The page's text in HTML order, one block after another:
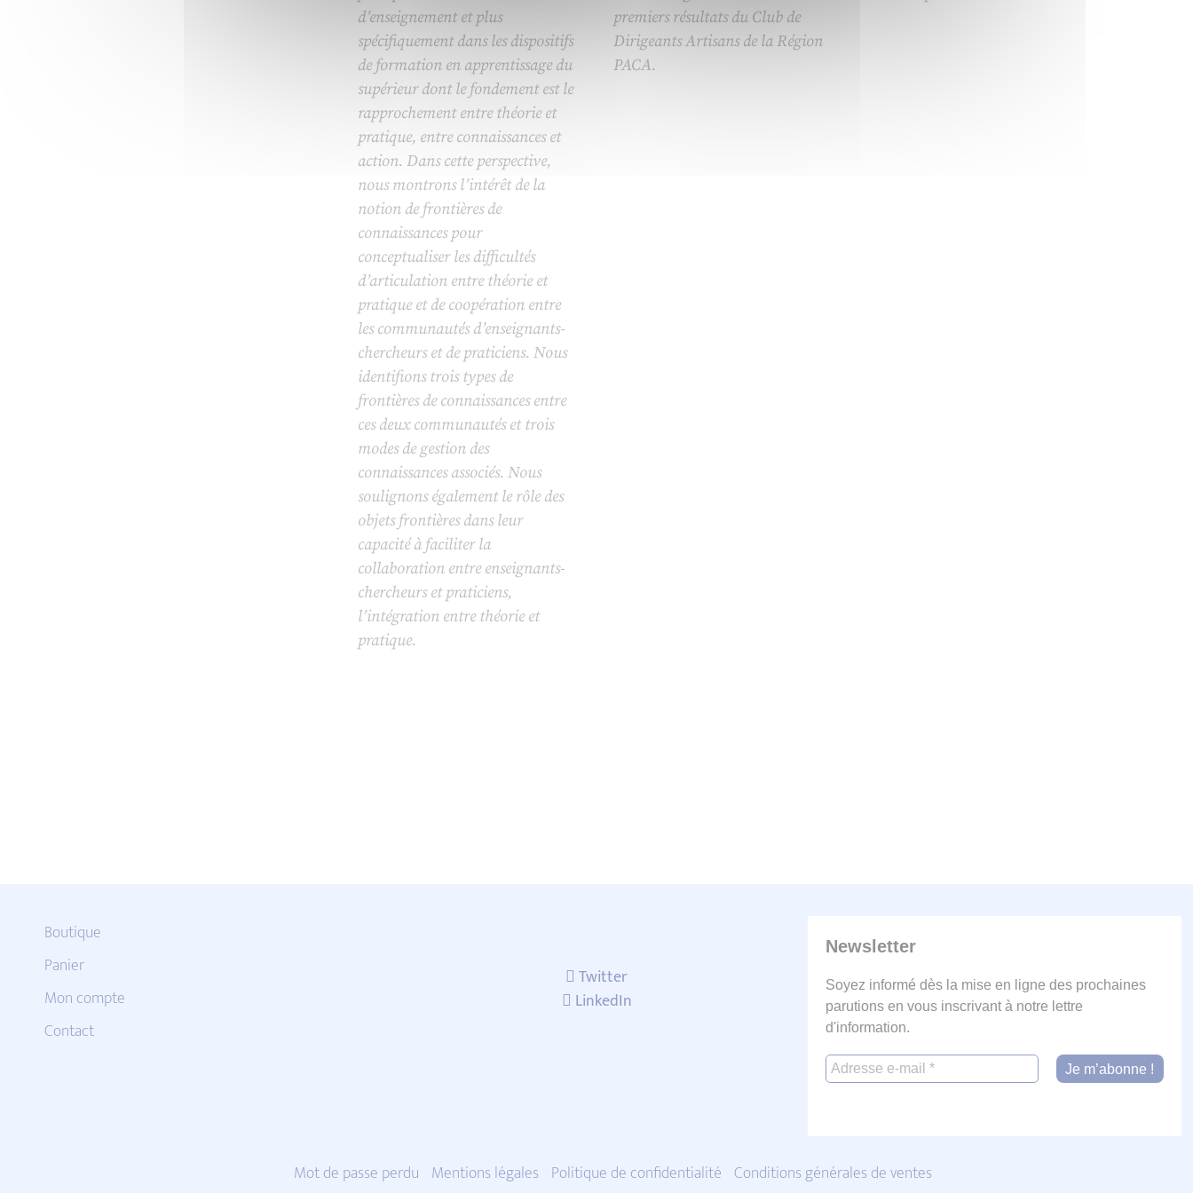
d’enseignement et plus
spécifiquement dans les dispositifs
de formation en apprentissage du
supérieur dont le fondement est le
rapprochement entre théorie et
pratique, entre connaissances et
action. Dans cette perspective,
nous montrons l’intérêt de la
notion de frontières de
connaissances pour
conceptualiser les difficultés
d’articulation entre théorie et
pratique et de coopération entre
les communautés d’enseignants-
chercheurs et de praticiens. Nous
identifions trois types de
frontières de connaissances entre
ces deux communautés et trois
modes de gestion des
connaissances associés. Nous
soulignons également le rôle des
objets frontières dans leur
capacité à faciliter la
collaboration entre enseignants-
chercheurs et praticiens,
l’intégration entre théorie et
pratique.
premiers résultats du Club de
Dirigeants Artisans de la Région
PACA.
Boutique
Panier
Mon compte
Contact
Twitter
LinkedIn
Newsletter
Soyez informé dès la mise en ligne des prochaines
parutions en vous inscrivant à notre lettre
d'information.
Mot de passe perdu Mentions légales Politique de confidentialité Conditions générales de ventes